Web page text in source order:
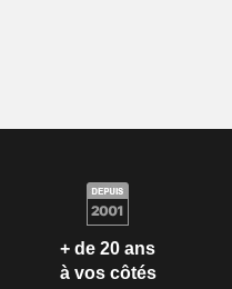
+ de 20 ans
à vos côtés